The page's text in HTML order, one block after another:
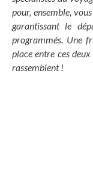
pour, ensemble,
garantissant le
programmés. Une
place entre ces
rassemblent !